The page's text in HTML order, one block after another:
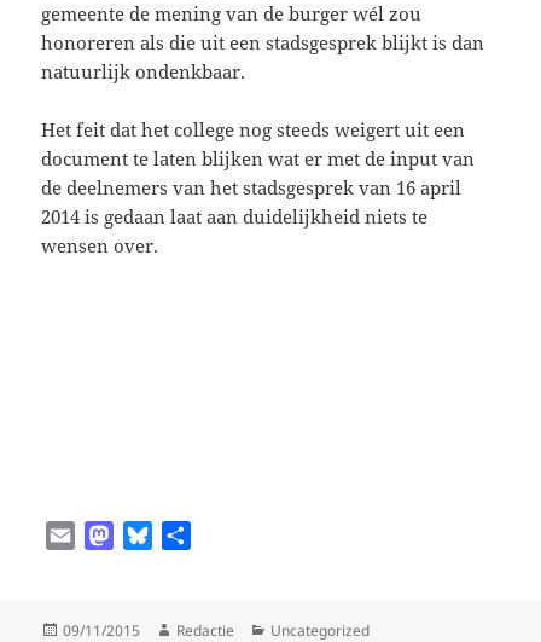
gemeente de mening van de burger wél zou
honoreren als die uit een stadsgesprek blijkt is dan
natuurlijk ondenkbaar.
Het feit dat het college nog steeds weigert uit een
document te laten blijken wat er met de input van
de deelnemers van het stadsgesprek van 16 april
2014 is gedaan laat aan duidelijkheid niets te
wensen over.
i
M
t
e
e
Geplaatst
09/11/2015 Auteur
Redactie Categorieën
Uncategorized